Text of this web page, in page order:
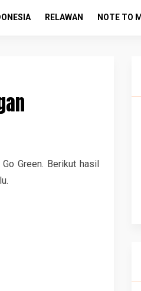
RELAWAN NOTE TO
Green. Berikut hasil